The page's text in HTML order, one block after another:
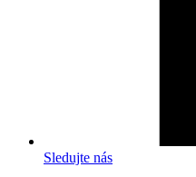
Sledujte nás